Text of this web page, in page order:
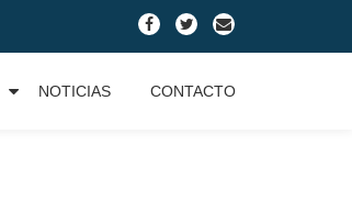
fa-
facebook
fa-
twitter
fa-
envelope
NOTICIAS CONTACTO